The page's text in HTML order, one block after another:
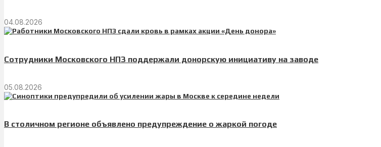
04.08.2026
Сотрудники Московского НПЗ поддержали донорскую инициативу на заводе
05.08.2026
В столичном регионе объявлено предупреждение о жаркой погоде